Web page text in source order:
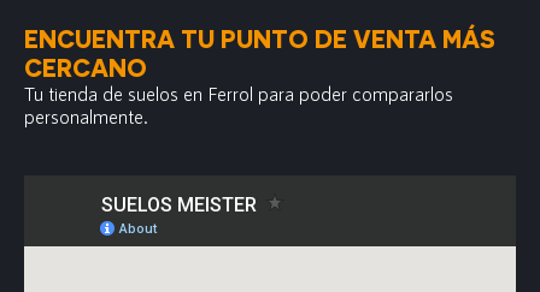
ENCUENTRA TU PUNTO DE VENTA MÁS
CERCANO
Tu tienda de suelos en Ferrol para poder compararlos
personalmente.